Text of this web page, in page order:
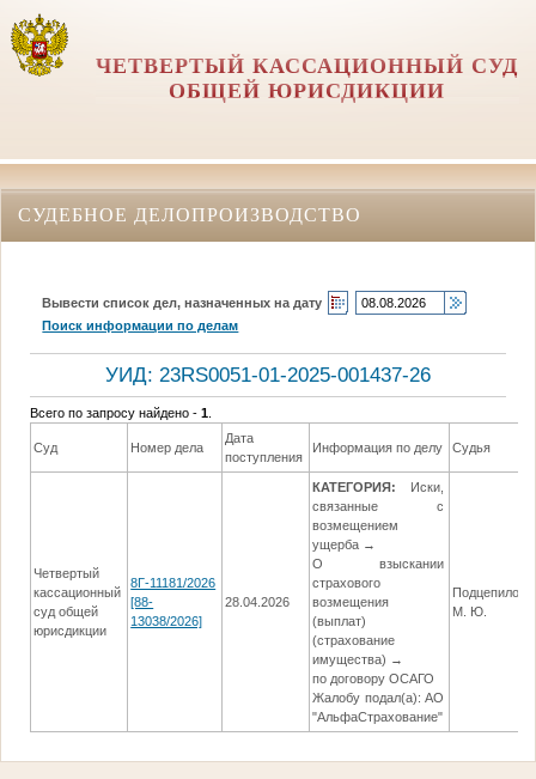
ЧЕТВЕРТЫЙ КАССАЦИОННЫЙ СУД
ОБЩЕЙ ЮРИСДИКЦИИ
СУДЕБНОЕ ДЕЛОПРОИЗВОДСТВО
Вывести список дел, назначенных на дату
Поиск информации по делам
УИД: 23RS0051-01-2025-001437-26
Всего по запросу найдено -1
Суд Номер дела
Дата
поступления
Информация по делу Судья
Четвертый
кассационный
суд общей
юрисдикции
8Г-11181/2026
[88-
13038/2026]
28.04.2026
КАТЕГОРИЯ:
Иски,
связанные с
возмещением
ущерба →
О взыскании
страхового
возмещения
(выплат)
(страхование
имущества) →
по договору ОСАГО
Жалобу подал(а): АО
"АльфаСтрахование"
Подцепилова
М. Ю.